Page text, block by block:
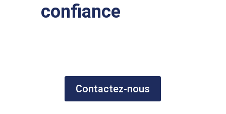
confiance
Contactez-nous